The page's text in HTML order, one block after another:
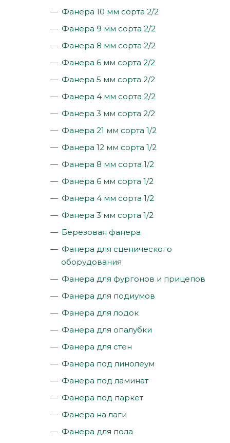
Фанера 10 мм сорта 2/2
Фанера 9 мм сорта 2/2
Фанера 8 мм сорта 2/2
Фанера 6 мм сорта 2/2
Фанера 5 мм сорта 2/2
Фанера 4 мм сорта 2/2
Фанера 3 мм сорта 2/2
Фанера 21 мм сорта 1/2
Фанера 12 мм сорта 1/2
Фанера 8 мм сорта 1/2
Фанера 6 мм сорта 1/2
Фанера 4 мм сорта 1/2
Фанера 3 мм сорта 1/2
Березовая фанера
Фанера для сценического
оборудования
Фанера для фургонов и прицепов
Фанера для подиумов
Фанера для лодок
Фанера для опалубки
Фанера для стен
Фанера под линолеум
Фанера под ламинат
Фанера под паркет
Фанера на лаги
Фанера для пола